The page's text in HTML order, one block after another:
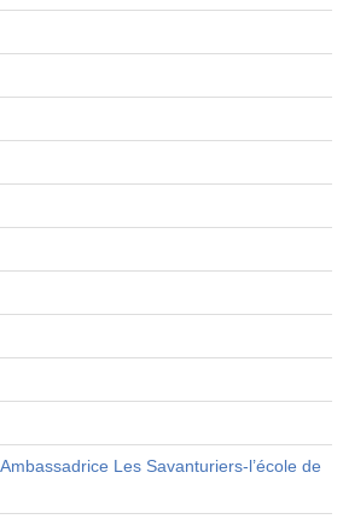
Les Savanturiers-l’école de